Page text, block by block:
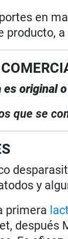
en
producto,
es original
que se
y
primera
después